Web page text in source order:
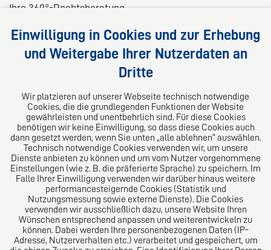
Ihre 360°-Rechtsberatung
praxisnahe Lösungen für Ihre Rechtsfragen.
Das europäische Kanzlei-Netzwerk
Einwilligung in Cookies und zur Erhebung
und Weitergabe Ihrer Nutzerdaten an
Dritte
Wir platzieren auf unserer Webseite technisch notwendige
Cookies, die die grundlegenden Funktionen der Website
gewährleisten und unentbehrlich sind. Für diese Cookies
benötigen wir keine Einwilligung, so dass diese Cookies auch
dann gesetzt werden, wenn Sie unten „alle ablehnen“ auswählen.
Technisch notwendige Cookies verwenden wir, um unsere
Dienste anbieten zu können und um vom Nutzer vorgenommene
Einstellungen (wie z. B. die präferierte Sprache) zu speichern. Im
Falle Ihrer Einwilligung verwenden wir darüber hinaus weitere
performancesteigernde Cookies (Statistik und
Nutzungsmessung sowie externe Dienste). Die Cookies
verwenden wir ausschließlich dazu, unsere Website Ihren
Wünschen entsprechend anpassen und weiterentwickeln zu
können. Dabei werden Ihre personenbezogenen Daten (IP-
Adresse, Nutzerverhalten etc.) verarbeitet und gespeichert, um